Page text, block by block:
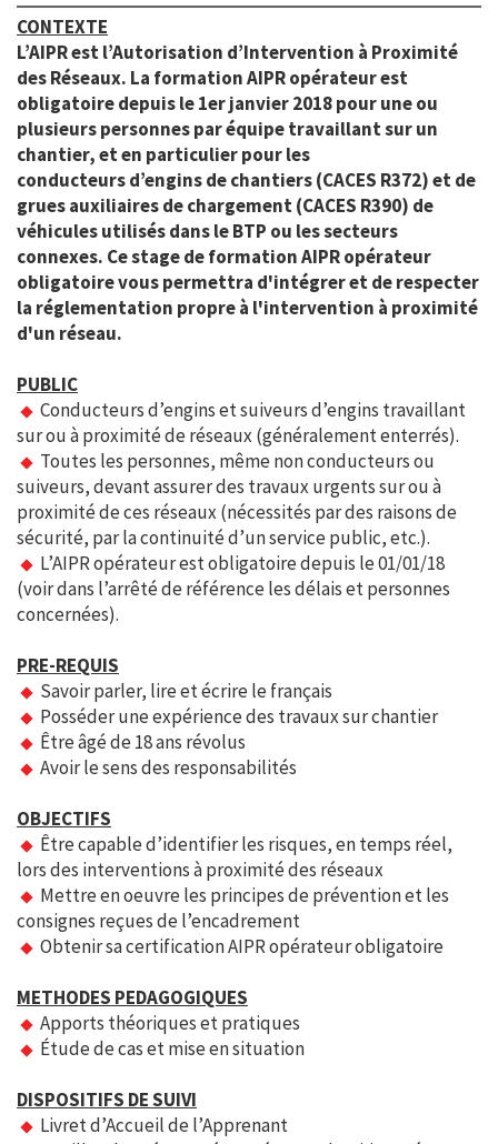
CONTEXTE
L’AIPR est l’Autorisation d’Intervention à Proximité
des Réseaux. La formation AIPR opérateur est
obligatoire depuis le 1erjanvier 2018 pour une ou
plusieurs personnes par équipe travaillant sur un
chantier, et en particulier pour les
conducteursd’engins de chantiers (CACES R372) et de
grues auxiliaires de chargement (CACES R390) de
véhicules utilisés dans le BTP ou lessecteurs
connexes. Ce stage de formation AIPR opérateur
obligatoire vous permettra d'intégrer et de respecter
la réglementation propre à l'intervention à proximité
d'un réseau.
PUBLIC
Conducteurs d’engins et suiveurs d’engins travaillant
sur ou à proximité de réseaux (généralement enterrés).
Toutes les personnes, même non conducteurs ou
suiveurs, devant assurer des travaux urgents sur ou à
proximité de ces réseaux (nécessités par des raisons de
sécurité, par la continuité d’un service public, etc.).
L’AIPR opérateur est obligatoire depuis le 01/01/18
(voir dans l’arrêté de référence les délais et personnes
concernées).
PRE-REQUIS
Savoir parler, lire et écrire le français
Posséder une expérience des travaux sur chantier
Être âgé de 18 ans révolus
Avoir le sens des responsabilités
OBJECTIFS
Être capable d’identifier les risques, en temps réel,
lors des interventions à proximité des réseaux
Mettre en oeuvre les principes de prévention et les
consignes reçues de l’encadrement
Obtenir sa certification AIPR opérateur obligatoire
METHODES PEDAGOGIQUES
Apports théoriques et pratiques
Étude de cas et mise en situation
DISPOSITIFS DE SUIVI
Livret d’Accueil de l’Apprenant